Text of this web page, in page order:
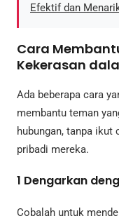
Efektif dan
Cara
Kekerasan
Ada beberapa cara
membantu teman
hubungan, tanpa ikut
pribadi mereka.
1 Dengarkan
Cobalah untuk